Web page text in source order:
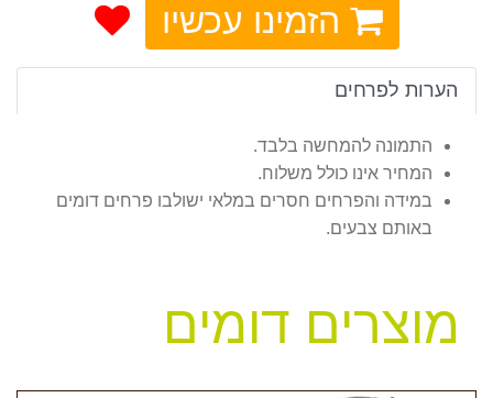
הזמינו עכשיו
הערות לפרחים
התמונה להמחשה בלבד.
המחיר אינו כולל משלוח.
במידה והפרחים חסרים במלאי ישולבו פרחים דומים
באותם צבעים.
מוצרים דומים